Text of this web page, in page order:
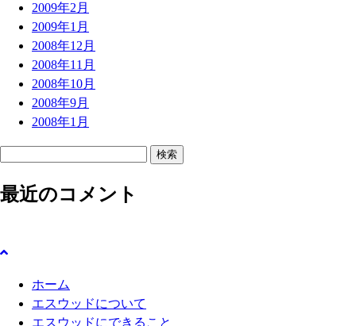
2009年2月
2009年1月
2008年12月
2008年11月
2008年10月
2008年9月
2008年1月
:最近のコメント
ホーム
エスウッドについて
エスウッドにできること